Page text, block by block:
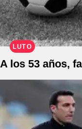
LUTO
A los 53 años,